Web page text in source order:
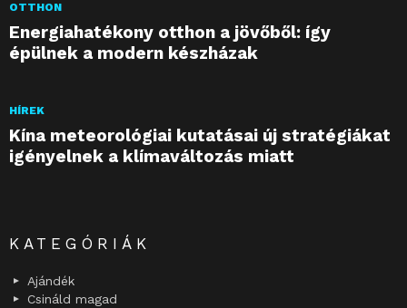
OTTHON
Energiahatékony otthon a jövőből: így
épülnek a modern készházak
HÍREK
Kína meteorológiai kutatásai új stratégiákat
igényelnek a klímaváltozás miatt
KATEGÓRIÁK
Ajándék
Csináld magad